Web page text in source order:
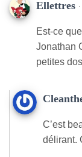
Ellettres
Est-ce
Jonathan
petites
C’est
délirant.